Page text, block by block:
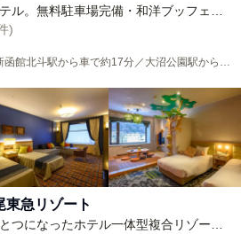
ル。無料駐車場完備・和洋ブッフェ・
しています♪。
)
館北斗駅から車で約17分／大沼公園駅から定
急リゾート
つになったホテル一体型複合リゾート